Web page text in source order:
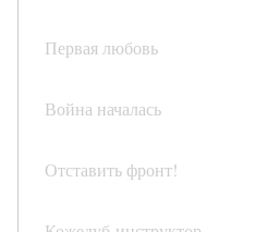
Первая любовь
Война началась
Отставить фронт!